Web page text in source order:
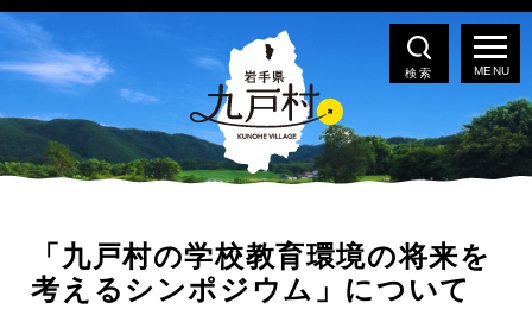
検索
「九戸村の学校教育環境の将来を
考えるシンポジウム」について